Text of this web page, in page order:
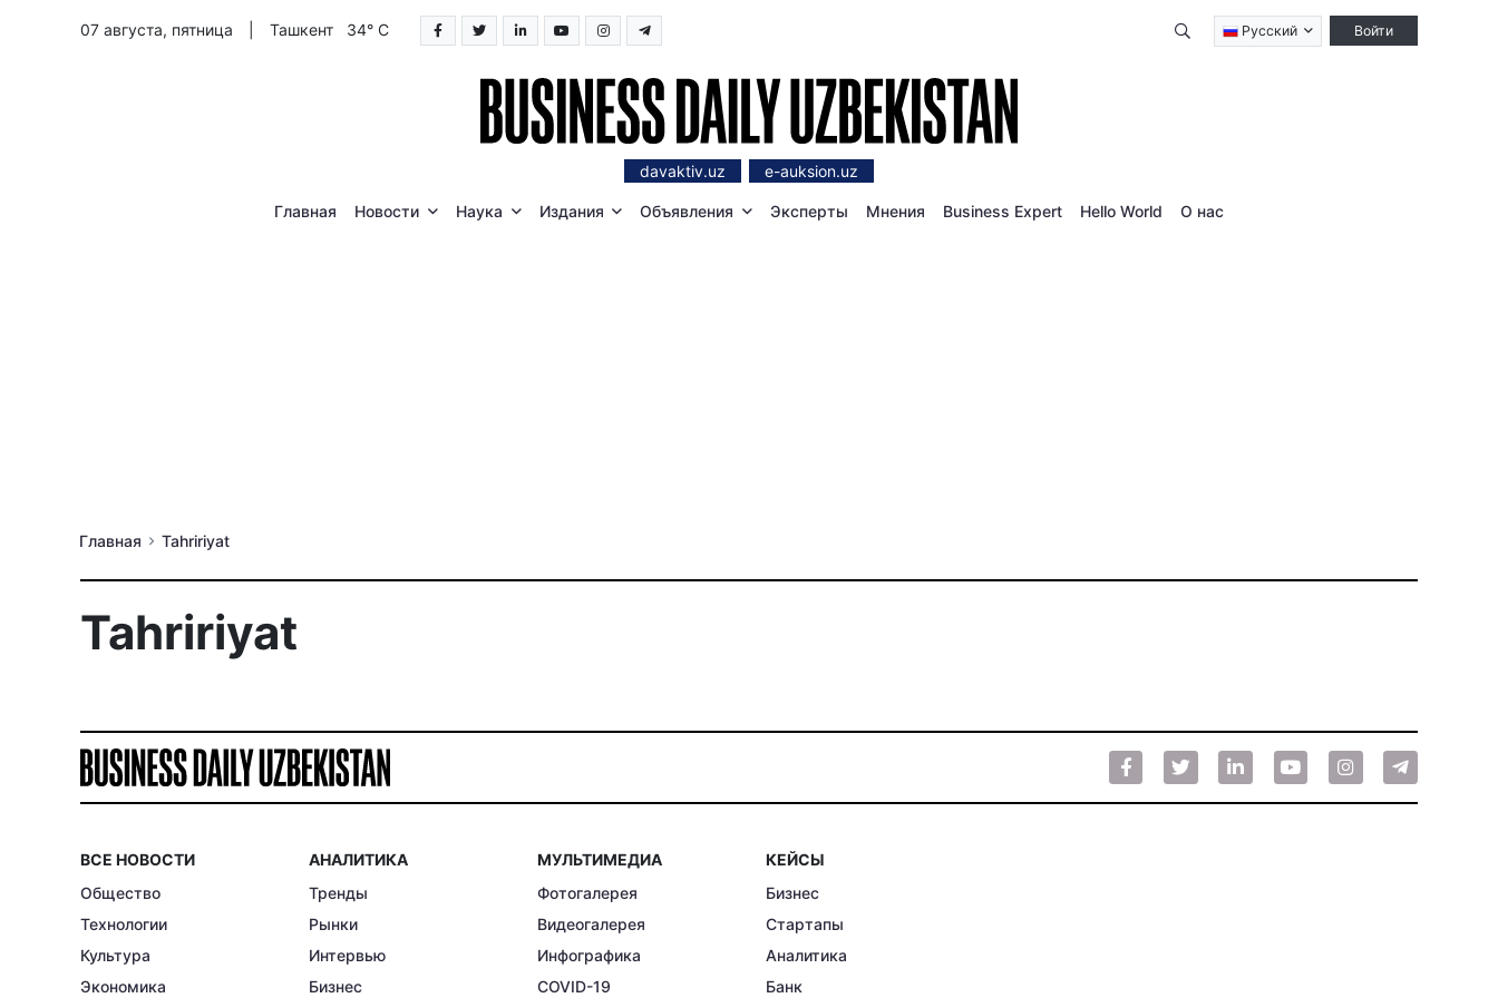
07 августа, пятница Ташкент 34° C Qidirish Русский Войти
davaktiv.uz e-auksion.uz
Главная Новости Наука Издания Объявления Эксперты Мнения Business Expert Hello World О нас
Главная Tahririyat
Tahririyat
ВСЕ НОВОСТИ
Общество
Технологии
Культура
Экономика
АНАЛИТИКА
Тренды
Рынки
Интервью
Бизнес
МУЛЬТИМЕДИА
Фотогалерея
Видеогалерея
Инфографика
COVID-19
КЕЙСЫ
Бизнес
Стартапы
Аналитика
Банк